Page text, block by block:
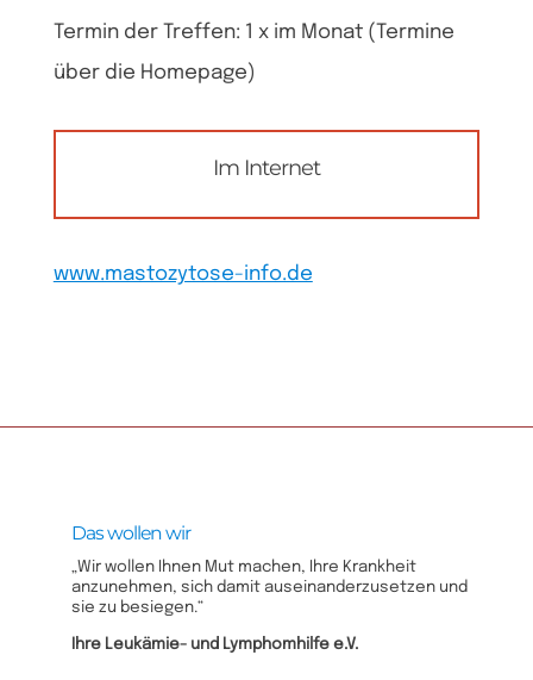
Termin der Treffen: 1 x im Monat (Termine
über die Homepage)
Im Internet
www.mastozytose-info.de
Das wollen wir
„Wir wollen Ihnen Mut machen, Ihre Krankheit
anzunehmen, sich damit auseinanderzusetzen und
sie zu besiegen.“
Ihre Leukämie- und Lymphomhilfe e.V.​